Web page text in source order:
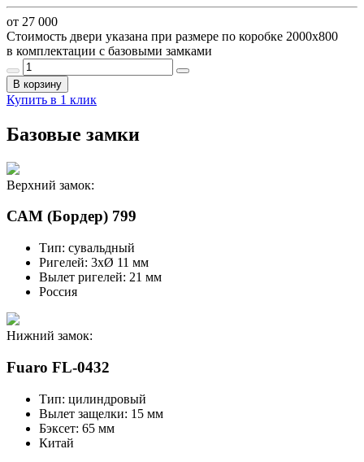
от 27 000
Стоимость двери указана при размере по коробке 2000х800
в комплектации с базовыми замками
В корзину
Купить в 1 клик
Базовые замки
Верхний замок:
САМ (Бордер) 799
Тип: сувальдный
Ригелей: 3хØ 11 мм
Вылет ригелей: 21 мм
Россия
Нижний замок:
Fuaro FL-0432
Тип: цилиндровый
Вылет защелки: 15 мм
Бэксет: 65 мм
Китай